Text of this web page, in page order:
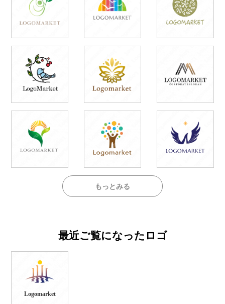
もっとみる
最近ご覧になったロゴ
Logomarket